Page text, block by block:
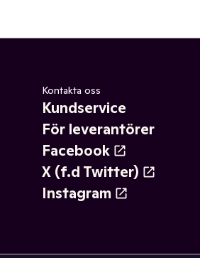
Kontakta oss
Kundservice
För leverantörer
Facebook
X (f.d Twitter)
Instagram